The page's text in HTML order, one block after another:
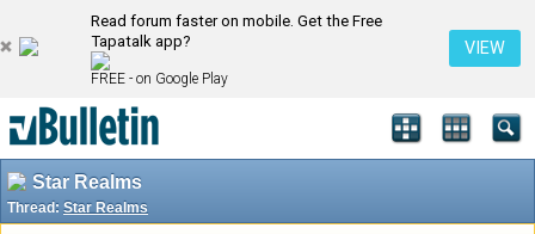
Read forum faster on mobile. Get the Free
Tapatalk app?
FREE - on Google Play
VIEW
Star Realms
Thread: Star Realms